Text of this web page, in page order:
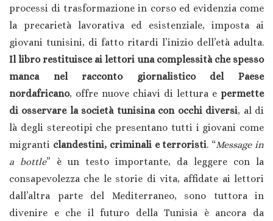
processi di trasformazione in corso ed evidenzia come
la precarietà lavorativa ed esistenziale, imposta ai
giovani tunisini, di fatto ritardi l’inizio dell’età adulta.
Il libro restituisce ai lettori una complessità che spesso
manca nel racconto giornalistico del Paese
nordafricano, offre nuove chiavi di lettura e permette
di osservare la società tunisina con occhi diversi, al di
là degli stereotipi che presentano tutti i giovani come
migranti clandestini, criminali e terroristi. “Message in
a bottle” è un testo importante, da leggere con la
consapevolezza che le storie di vita, affidate ai lettori
dall’altra parte del Mediterraneo, sono tuttora in
divenire e che il futuro della Tunisia è ancora da